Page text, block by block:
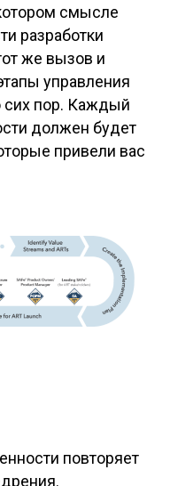
смысле
разработки
же вызов и
управления
сих пор. Каждый
должен будет
привели вас
повторяет